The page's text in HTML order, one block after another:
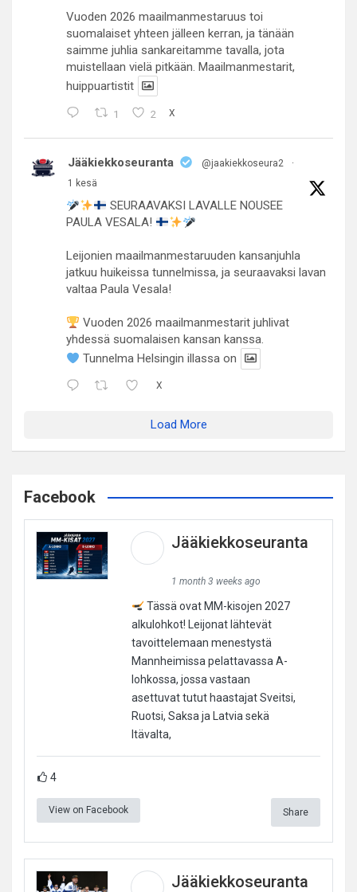
Vuoden 2026 maailmanmestaruus toi
suomalaiset yhteen jälleen kerran, ja tänään
saimme juhlia sankareitamme tavalla, jota
muistellaan vielä pitkään. Maailmanmestarit,
huippuartistit
1 2 X
Jääkiekkoseuranta @jaakiekkoseura2
·
1 kesä
SEURAAVAKSI LAVALLE NOUSEE
PAULA VESALA!
Leijonien maailmanmestaruuden kansanjuhla
jatkuu huikeissa tunnelmissa, ja seuraavaksi lavan
valtaa Paula Vesala!
Vuoden 2026 maailmanmestarit juhlivat
yhdessä suomalaisen kansan kanssa.
Tunnelma Helsingin illassa on
X
Load More
Facebook
Jääkiekkoseuranta
1 month 3 weeks ago
Tässä ovat MM-kisojen 2027
alkulohkot! Leijonat lähtevät
tavoittelemaan menestystä
Mannheimissa pelattavassa A-
lohkossa, jossa vastaan
asettuvat tutut haastajat Sveitsi,
Ruotsi, Saksa ja Latvia sekä
Itävalta,
4
View on Facebook Share
Jääkiekkoseuranta